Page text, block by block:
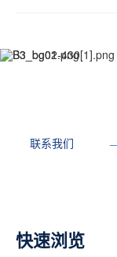
联系我们
快速浏览